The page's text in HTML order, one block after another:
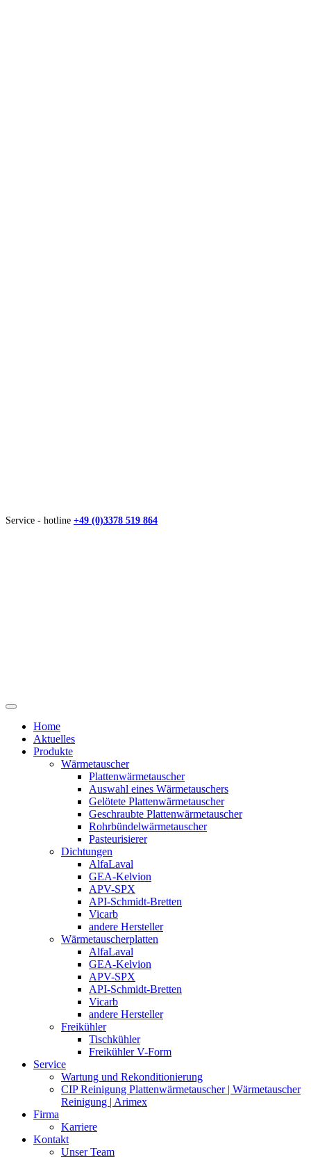
Service - hotline +49 (0)3378 519 864
Home
Aktuelles
Produkte
Wärmetauscher
Plattenwärmetauscher
Auswahl eines Wärmetauschers
Gelötete Plattenwärmetauscher
Geschraubte Plattenwärmetauscher
Rohrbündelwärmetauscher
Pasteurisierer
Dichtungen
AlfaLaval
GEA-Kelvion
APV-SPX
API-Schmidt-Bretten
Vicarb
andere Hersteller
Wärmetauscherplatten
AlfaLaval
GEA-Kelvion
APV-SPX
API-Schmidt-Bretten
Vicarb
andere Hersteller
Freikühler
Tischkühler
Freikühler V-Form
Service
Wartung und Rekonditionierung
CIP Reinigung Plattenwärmetauscher | Wärmetauscher
Reinigung | Arimex
Firma
Karriere
Kontakt
Unser Team